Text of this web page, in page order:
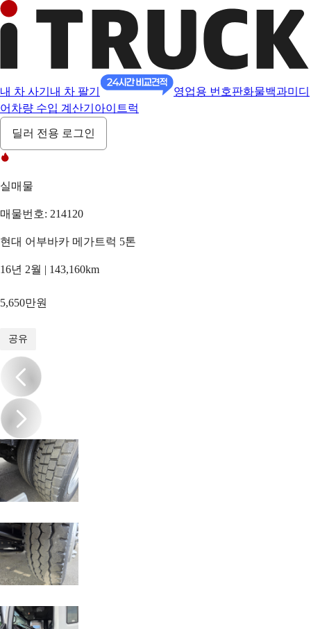
내 차 사기 내 차 팔기 영업용 번호판화물백과미디
어 차량 수입 계산기 아이트럭
딜러 전용 로그인
실매물
매물번호: 214120
현대 어부바카 메가트럭 5톤
16년 2월 | 143,160km
5,650만원
공유
/19